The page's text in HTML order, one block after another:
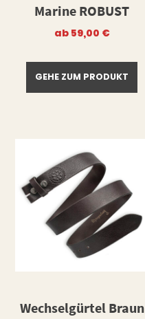
Marine ROBUST
ab 59,00 €
GEHE ZUM PRODUKT
Wechselgürtel Braun